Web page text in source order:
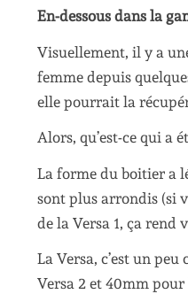
En-dessous dans la
Visuellement, il y a
femme depuis
elle pourrait la
Alors, qu’est-ce qui a
La forme du boitier a
sont plus arrondis (si
de la Versa 1, ça rend
La Versa, c’est un
Versa 2 et 40mm